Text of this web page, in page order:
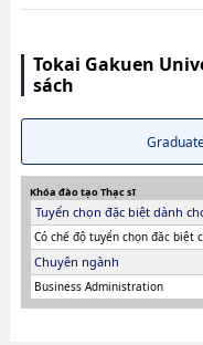
Tokai Gakuen
sách
Khóa đào tạo Thạc sĩ
Tuyển chọn đặc biệt dành
Có chế độ tuyển chọn đăc biệt
Chuyên ngành
Business Administration